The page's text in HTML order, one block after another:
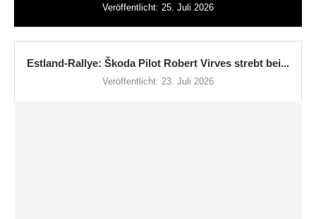
Veröffentlicht: 25. Juli 2026
Estland-Rallye: Škoda Pilot Robert Virves strebt bei...
Veröffentlicht: 23. Juli 2026